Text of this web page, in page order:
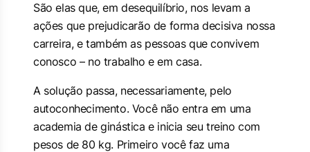
São elas que, em desequilíbrio, nos levam a
ações que prejudicarão de forma decisiva nossa
carreira, e também as pessoas que convivem
conosco – no trabalho e em casa.
A solução passa, necessariamente, pelo
autoconhecimento. Você não entra em uma
academia de ginástica e inicia seu treino com
pesos de 80 kg. Primeiro você faz uma